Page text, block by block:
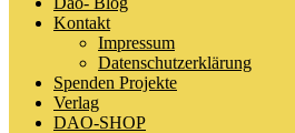
Kontakt
Impressum
Datenschutzerklärung
Spenden Projekte
Verlag
DAO-SHOP